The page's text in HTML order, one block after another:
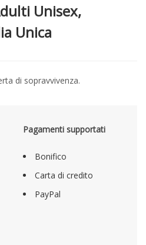
Unisex,
Unica
di sopravvivenza.
Pagamenti supportati
Bonifico
Carta di credito
PayPal